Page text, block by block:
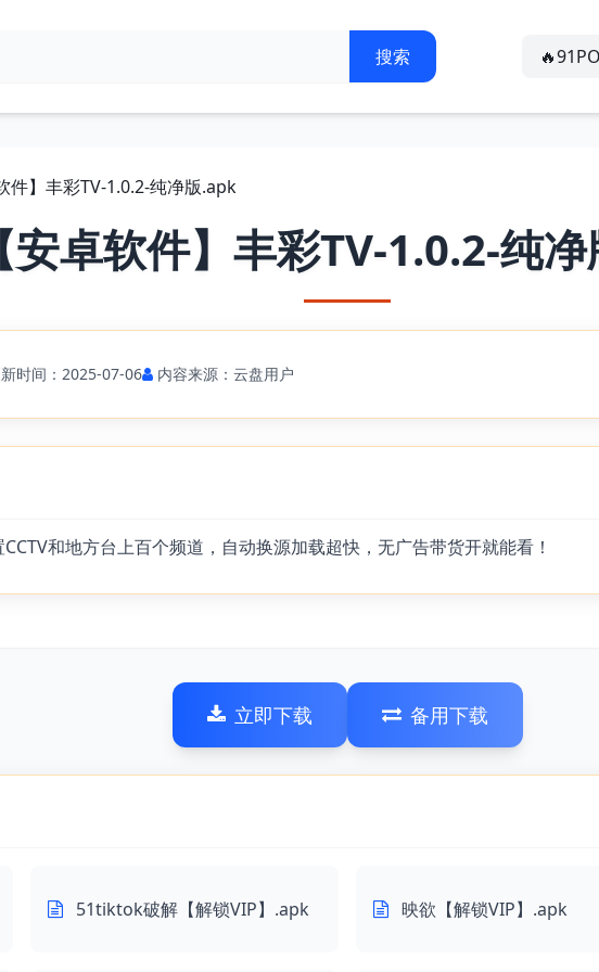
件】丰彩TV-1.0.2-纯净版.apk
【安卓软件】丰彩TV-1.0.2-纯
时间：2025-07-06 内容来源：云盘用户
和地方台上百个频道，自动换源加载超快，无广告带货开就能看！
立即下载 备用下载
51tiktok破解【解锁VIP】.apk 映欲【解锁VIP】.apk